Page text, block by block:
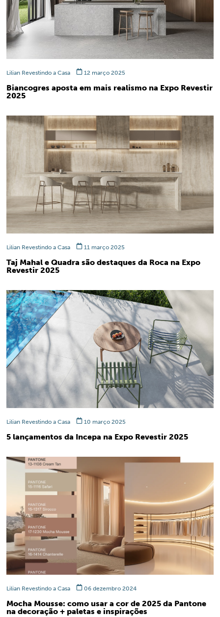
Lilian Revestindo a Casa 12 março 2025
Biancogres aposta em mais realismo na Expo Revestir
2025
Lilian Revestindo a Casa 11 março 2025
Taj Mahal e Quadra são destaques da Roca na Expo
Revestir 2025
Lilian Revestindo a Casa 10 março 2025
5 lançamentos da Incepa na Expo Revestir 2025
Lilian Revestindo a Casa 06 dezembro 2024
Mocha Mousse: como usar a cor de 2025 da Pantone
na decoração + paletas e inspirações